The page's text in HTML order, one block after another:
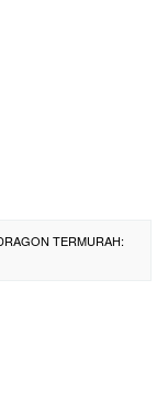
TERMURAH: